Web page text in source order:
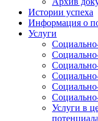
Истории успеха
Информация о
Услуги
Услуги в